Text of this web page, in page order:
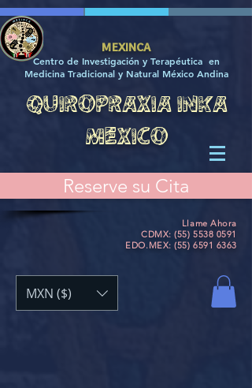
MEXINCA
Centro de Investigación y Terapéutica en
Medicina Tradicional y Natural México Andina
QUIROPRAXIA INKA
MEXICO
Reserve su Cita
Llame Ahora
CDMX: (55) 5538 0591
EDO.MEX:(55) 6591 6363
MXN ($)